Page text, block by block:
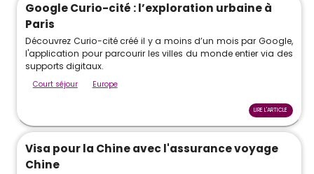
Google Curio-cité : l’exploration urbaine à
Paris
Découvrez Curio-cité créé il y a moins d’un mois par Google,
l'application pour parcourir les villes du monde entier via des
supports digitaux.
Court séjour Europe
LIRE L'ARTICLE
Visa pour la Chine avec l'assurance voyage
Chine